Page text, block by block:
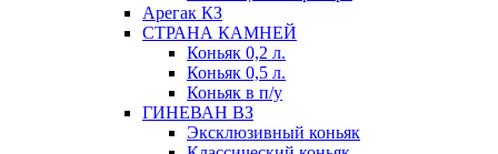
Арегак КЗ
СТРАНА КАМНЕЙ
Коньяк 0,2 л.
Коньяк 0,5 л.
Коньяк в п/у
ГИНЕВАН ВЗ
Эксклюзивный коньяк